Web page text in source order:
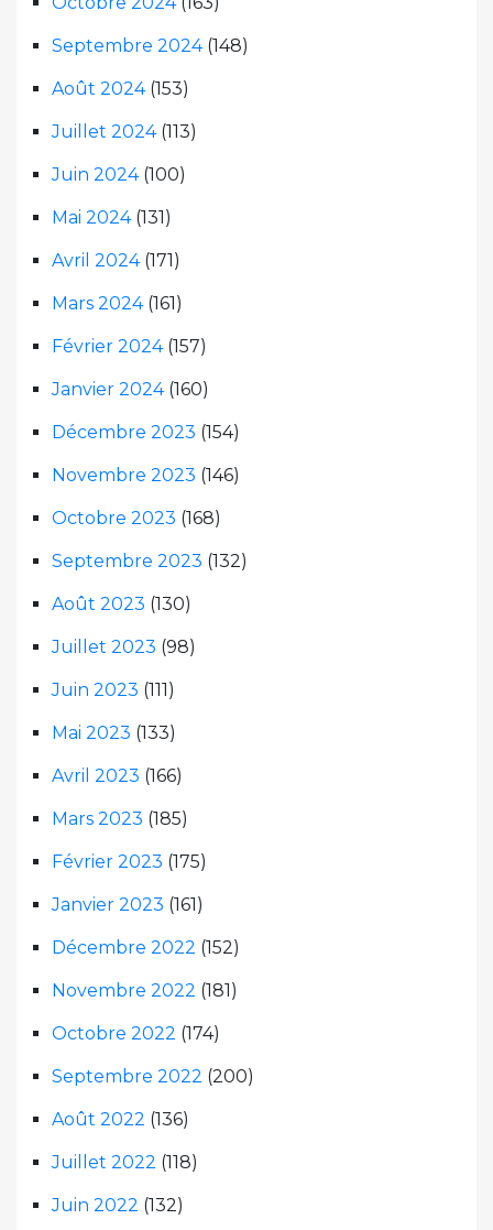
Septembre 2024(148)
Août 2024(153)
Juillet 2024(113)
Juin 2024(100)
Mai 2024(131)
Avril 2024(171)
Mars 2024(161)
Février 2024(157)
Janvier 2024(160)
Décembre 2023 (154)
Novembre 2023 (146)
Octobre 2023 (168)
Septembre 2023 (132)
Août 2023 (130)
Juillet 2023 (98)
Juin 2023 (111)
Mai 2023 (133)
Avril 2023 (166)
Mars 2023 (185)
Février 2023 (175)
Janvier 2023 (161)
Décembre 2022 (152)
Novembre 2022 (181)
Octobre 2022 (174)
Septembre 2022 (200)
Août 2022 (136)
Juillet 2022 (118)
Juin 2022 (132)